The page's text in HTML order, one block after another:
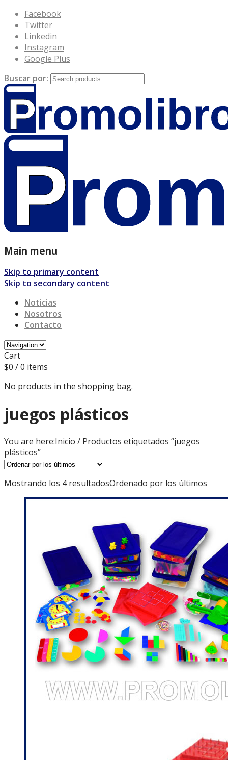
Facebook
Twitter
Linkedin
Instagram
Google Plus
Buscar por:
Main menu
Skip to primary content
Skip to secondary content
Noticias
Nosotros
Contacto
Cart
$0 / 0 items
No products in the shopping bag.
juegos plásticos
You are here:Inicio / Productos etiquetados “juegos
plásticos”
Mostrando los 4 resultadosOrdenado por los últimos